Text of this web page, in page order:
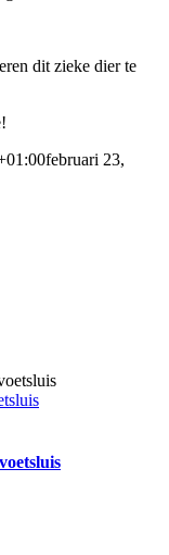
dit zieke dier te
februari 23,